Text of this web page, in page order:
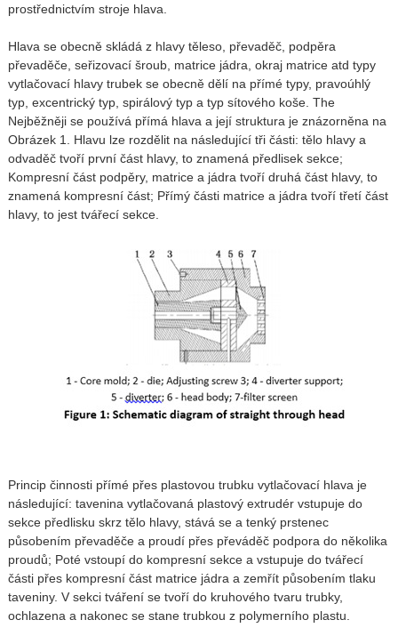
prostřednictvím stroje hlava.
Hlava se obecně skládá z hlavy těleso, převaděč, podpěra
převaděče, seřizovací šroub, matrice jádra, okraj matrice atd typy
vytlačovací hlavy trubek se obecně dělí na přímé typy, pravoúhlý
typ, excentrický typ, spirálový typ a typ sítového koše. The
Nejběžněji se používá přímá hlava a její struktura je znázorněna na
Obrázek 1. Hlavu lze rozdělit na následující tři části: tělo hlavy a
odvaděč tvoří první část hlavy, to znamená předlisek sekce;
Kompresní část podpěry, matrice a jádra tvoří druhá část hlavy, to
znamená kompresní část; Přímý části matrice a jádra tvoří třetí část
hlavy, to jest tvářecí sekce.
Princip činnosti přímé přes plastovou trubku vytlačovací hlava je
následující: tavenina vytlačovaná plastový extrudér vstupuje do
sekce předlisku skrz tělo hlavy, stává se a tenký prstenec
působením převaděče a proudí přes převáděč podpora do několika
proudů; Poté vstoupí do kompresní sekce a vstupuje do tvářecí
části přes kompresní část matrice jádra a zemřít působením tlaku
taveniny. V sekci tváření se tvoří do kruhového tvaru trubky,
ochlazena a nakonec se stane trubkou z polymerního plastu.